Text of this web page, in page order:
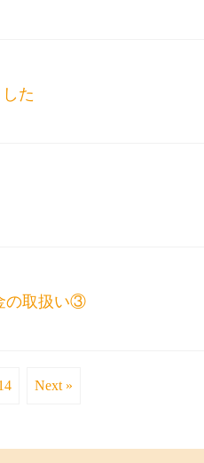
た
の取扱い③
Next »